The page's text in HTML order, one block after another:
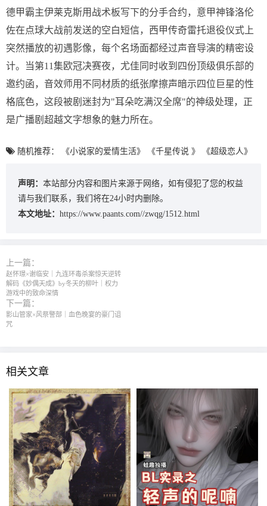
德甲霸主伊莱克斯用战术板写下的分手合约，意甲神锋洛伦
佐在点球大战前发送的空白短信，西甲传奇雷托退役仪式上
突然播放的初遇影像，每个名场面都经过声音导演的精密设
计。当第11集欧冠决赛夜，尤佳同时收到四份顶级俱乐部的
邀约函，音效师用不同材质的纸张摩擦声暗示四位巨星的性
格底色，这段被剧迷封为"耳朵吃满汉全席"的神级处理，正
是广播剧超越文字想象的魅力所在。
随机推荐： 《小说家的爱情生活》 《千星传说 》 《超级恋人》
声明： 本站部分内容和图片来源于网络，如有侵犯了您的权益
请与我们联系，我们将在24小时内删除。
本文地址： https://www.paants.com//zwqg/1512.html
上一篇：
赵怀璟×谢临安｜九连环毒杀案惊天逆转
解码《妙偶天成》by冬天的柳叶｜权力
游戏中的致命深情
下一篇：
影山管家×风祭警部｜血色晚宴的豪门诅
咒
相关文章